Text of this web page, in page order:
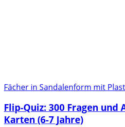
Fächer in Sandalenform mit
Flip-Quiz: 300 Fragen
Karten (6-7 Jahre)